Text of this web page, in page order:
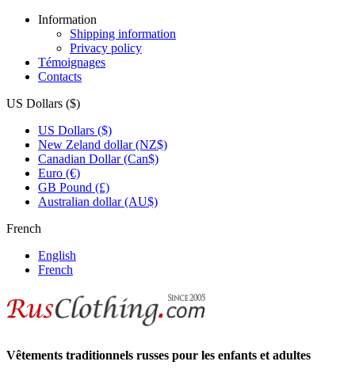
Information
Shipping information
Privacy policy
Témoignages
Contacts
US Dollars ($)
US Dollars ($)
New Zeland dollar (NZ$)
Canadian Dollar (Can$)
Euro (€)
GB Pound (£)
Australian dollar (AU$)
French
English
French
Vêtements traditionnels russes pour les enfants et adultes